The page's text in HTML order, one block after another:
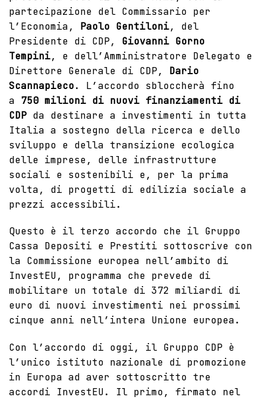
partecipazione del Commissario per
l’Economia, Paolo Gentiloni, del
Presidente di CDP, Giovanni Gorno
Tempini, e dell’Amministratore Delegato e
Direttore Generale di CDP, Dario
Scannapieco. L’accordo sbloccherà fino
a 750 milioni di nuovi finanziamenti di
CDP da destinare a investimenti in tutta
Italia a sostegno della ricerca e dello
sviluppo e della transizione ecologica
delle imprese, delle infrastrutture
sociali e sostenibili e, per la prima
volta, di progetti di edilizia sociale a
prezzi accessibili.
Questo è il terzo accordo che il Gruppo
Cassa Depositi e Prestiti sottoscrive con
la Commissione europea nell’ambito di
InvestEU, programma che prevede di
mobilitare un totale di 372 miliardi di
euro di nuovi investimenti nei prossimi
cinque anni nell’intera Unione europea.
Con l’accordo di oggi, il Gruppo CDP è
l’unico istituto nazionale di promozione
in Europa ad aver sottoscritto tre
accordi InvestEU. Il primo, firmato nel